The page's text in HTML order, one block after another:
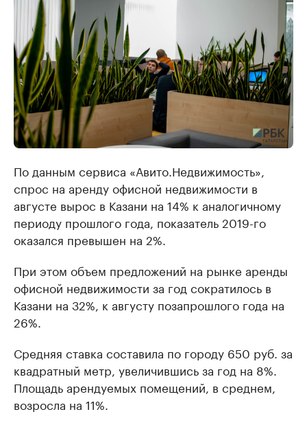
По данным сервиса «Авито.Недвижимость»,
спрос на аренду офисной недвижимости в
августе вырос в Казани на 14% к аналогичному
периоду прошлого года, показатель 2019-го
оказался превышен на 2%.
При этом объем предложений на рынке аренды
офисной недвижимости за год сократилось в
Казани на 32%, к августу позапрошлого года на
26%.
Средняя ставка составила по городу 650 руб. за
квадратный метр, увеличившись за год на 8%.
Площадь арендуемых помещений, в среднем,
возросла на 11%.